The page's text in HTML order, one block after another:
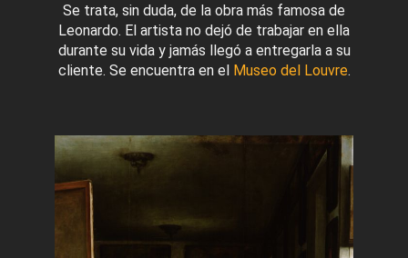
Se trata, sin duda, de la obra más famosa de
Leonardo. El artista no dejó de trabajar en ella
durante su vida y jamás llegó a entregarla a su
cliente. Se encuentra en el Museo del Louvre.